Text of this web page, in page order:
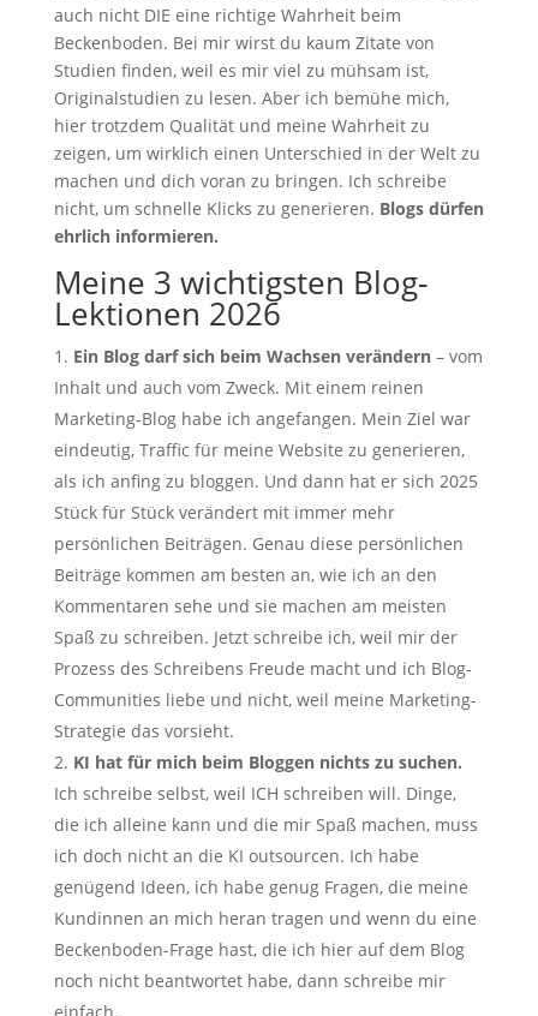
auch nicht DIE eine richtige Wahrheit beim
Beckenboden. Bei mir wirst du kaum Zitate von
Studien finden, weil es mir viel zu mühsam ist,
Originalstudien zu lesen. Aber ich bemühe mich,
hier trotzdem Qualität und meine Wahrheit zu
zeigen, um wirklich einen Unterschied in der Welt zu
machen und dich voran zu bringen. Ich schreibe
nicht, um schnelle Klicks zu generieren. Blogs dürfen
ehrlich informieren.
Meine 3 wichtigsten Blog-
Lektionen 2026
Ein Blog darf sich beim Wachsen verändern– vom
Inhalt und auch vom Zweck. Mit einem reinen
Marketing-Blog habe ich angefangen. Mein Ziel war
eindeutig, Traffic für meine Website zu generieren,
als ich anfing zu bloggen. Und dann hat er sich 2025
Stück für Stück verändert mit immer mehr
persönlichen Beiträgen. Genau diese persönlichen
Beiträge kommen am besten an, wie ich an den
Kommentaren sehe und sie machen am meisten
Spaß zu schreiben. Jetzt schreibe ich, weil mir der
Prozess des Schreibens Freude macht und ich Blog-
Communities liebe und nicht, weil meine Marketing-
Strategie das vorsieht.
KI hat für mich beim Bloggen nichts zu suchen.
Ich schreibe selbst, weil ICH schreiben will. Dinge,
die ich alleine kann und die mir Spaß machen, muss
ich doch nicht an die KI outsourcen. Ich habe
genügend Ideen, ich habe genug Fragen, die meine
Kundinnen an mich heran tragen und wenn du eine
Beckenboden-Frage hast, die ich hier auf dem Blog
noch nicht beantwortet habe, dann schreibe mir